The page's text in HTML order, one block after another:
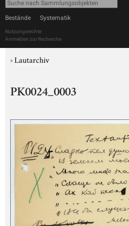
Bestände Systematik
Nutzungsrechte
Anmelden zur Recherche
›Lautarchiv
PK0024_0003